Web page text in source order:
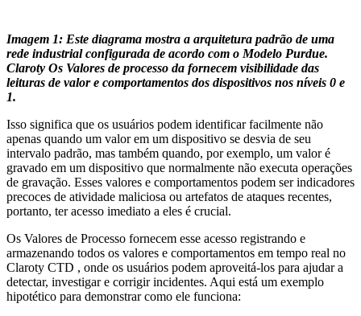
Imagem 1: Este diagrama mostra a arquitetura padrão de uma
rede industrial configurada de acordo com o Modelo Purdue.
Claroty Os Valores de processo da fornecem visibilidade das
leituras de valor e comportamentos dos dispositivos nos níveis 0 e
1.
Isso significa que os usuários podem identificar facilmente não
apenas quando um valor em um dispositivo se desvia de seu
intervalo padrão, mas também quando, por exemplo, um valor é
gravado em um dispositivo que normalmente não executa operações
de gravação. Esses valores e comportamentos podem ser indicadores
precoces de atividade maliciosa ou artefatos de ataques recentes,
portanto, ter acesso imediato a eles é crucial.
Os Valores de Processo fornecem esse acesso registrando e
armazenando todos os valores e comportamentos em tempo real no
Claroty CTD , onde os usuários podem aproveitá-los para ajudar a
detectar, investigar e corrigir incidentes. Aqui está um exemplo
hipotético para demonstrar como ele funciona: